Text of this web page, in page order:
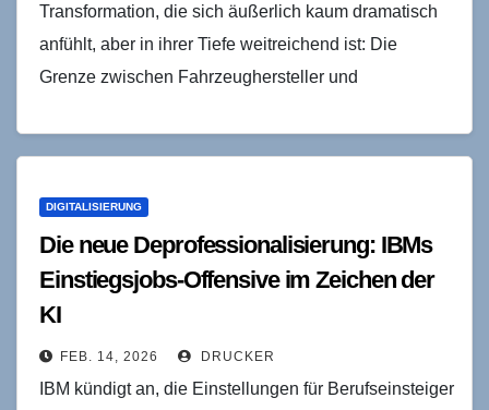
Transformation, die sich äußerlich kaum dramatisch
anfühlt, aber in ihrer Tiefe weitreichend ist: Die
Grenze zwischen Fahrzeughersteller und
DIGITALISIERUNG
Die neue Deprofessionalisierung: IBMs
Einstiegsjobs-Offensive im Zeichen der
KI
FEB. 14, 2026 DRUCKER
IBM kündigt an, die Einstellungen für Berufseinsteiger